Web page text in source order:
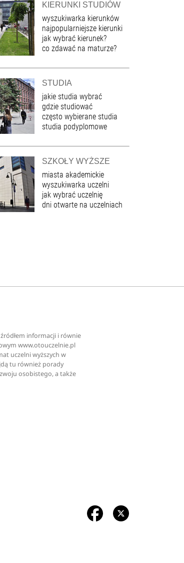
KIERUNKI STUDIÓW
wyszukiwarka kierunków
najpopularniejsze kierunki
jak wybrać kierunek?
co zdawać na maturze?
STUDIA
jakie studia wybrać
gdzie studiować
często wybierane studia
studia podyplomowe
SZKOŁY WYŻSZE
miasta akademickie
wyszukiwarka uczelni
jak wybrać uczelnię
dni otwarte na uczelniach
informacji i równie
www.otouczelnie.pl
uczelni wyższych w
tu również porady
osobistego, a także